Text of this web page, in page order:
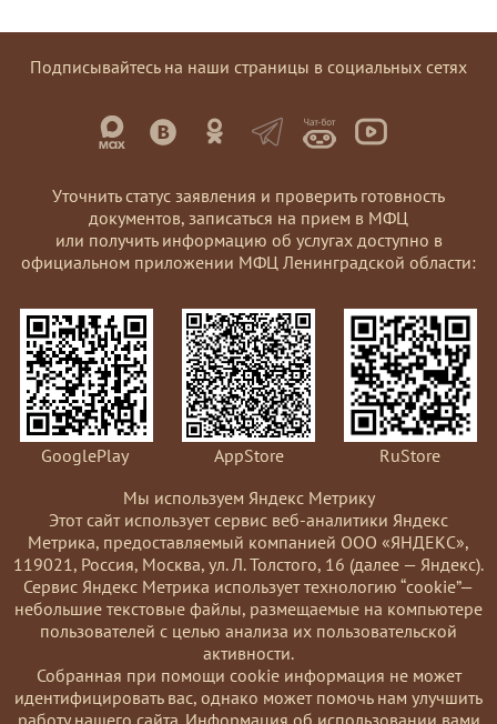
Подписывайтесь на наши страницы в социальных сетях
Уточнить статус заявления и проверить готовность
документов, записаться на прием в МФЦ
или получить информацию об услугах доступно в
официальном приложении МФЦ Ленинградской области:
GooglePlay AppStore
RuStore
Мы используем Яндекс Метрику
Этот сайт использует сервис веб-аналитики Яндекс
Метрика, предоставляемый компанией ООО «ЯНДЕКС»,
119021, Россия, Москва, ул. Л. Толстого, 16 (далее — Яндекс).
Сервис Яндекс Метрика использует технологию “cookie”—
небольшие текстовые файлы, размещаемые на компьютере
пользователей с целью анализа их пользовательской
активности.
Coбранная при помощи cookie информация не может
идентифицировать вас, однако может помочь нам улучшить
работу нашего сайта. Информация об использовании вами